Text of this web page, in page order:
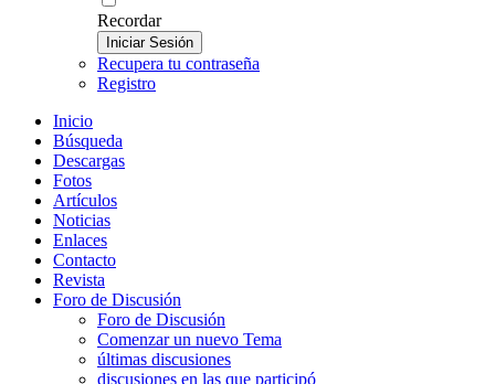
Recordar
Iniciar Sesión
Recupera tu contraseña
Registro
Inicio
Búsqueda
Descargas
Fotos
Artículos
Noticias
Enlaces
Contacto
Revista
Foro de Discusión
Foro de Discusión
Comenzar un nuevo Tema
últimas discusiones
discusiones en las que participó